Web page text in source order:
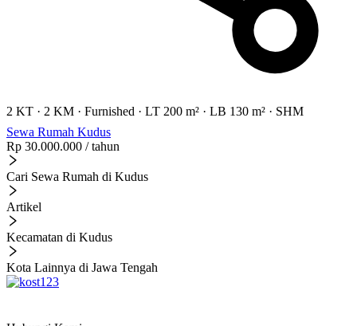
2 KT · 2 KM · Furnished · LT 200 m² · LB 130 m² · SHM
Sewa Rumah Kudus
Rp 30.000.000 / tahun
Cari Sewa Rumah di Kudus
Artikel
Kecamatan di Kudus
Kota Lainnya di Jawa Tengah